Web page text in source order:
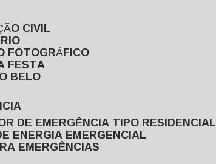
CIVIL
FOTOGRÁFICO
FESTA
BELO
DE EMERGÊNCIA TIPO RESIDENCIAL
ENERGIA EMERGENCIAL
EMERGÊNCIAS